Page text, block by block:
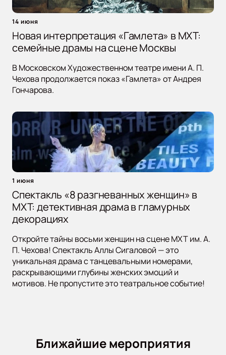
14 июня
Новая интерпретация «Гамлета» в МХТ:
семейные драмы на сцене Москвы
В Московском Художественном театре имени А. П.
Чехова продолжается показ «Гамлета» от Андрея
Гончарова.
1 июня
Спектакль «8 разгневанных женщин» в
МХТ: детективная драма в гламурных
декорациях
Откройте тайны восьми женщин на сцене МХТ им. А.
П. Чехова! Спектакль Аллы Сигаловой — это
уникальная драма с танцевальными номерами,
раскрывающими глубины женских эмоций и
мотивов. Не пропустите это театральное событие!
Ближайшие мероприятия